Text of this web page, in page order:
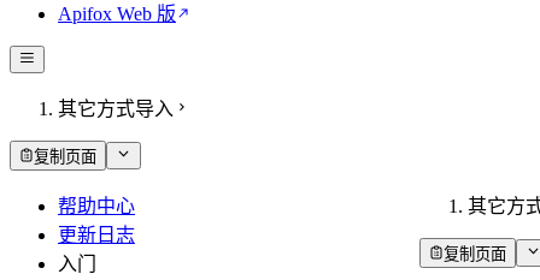
Apifox Web 版
其它方式导入
复制页面
帮助中心
更新日志
入门
其它方
复制页面